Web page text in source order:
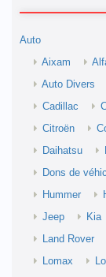
Auto
Aixam
Auto Divers
Cadillac
Citroën
Daihatsu
Dons de
Hummer
Jeep
Kia
Land Rover
Lomax